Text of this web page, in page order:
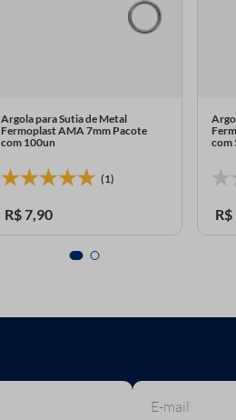
Argola para Sutia de Metal
Fermoplast AMA 7mm Pacote
com 100un
(1)
R$7,90
com
R$